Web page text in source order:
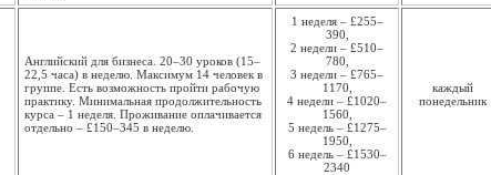
Английский для бизнеса. 20–30 уроков (15–
22,5 часа) в неделю. Максимум 14 человек в
группе. Есть возможность пройти рабочую
практику. Минимальная продолжи­тельность
курса – 1 неделя. Проживание оплачивается
отдельно – £150–345 в неделю.
1 неделя – £255–
390,
2 недели – £510–
780,
3 недели – £765–
1170,
4 недели – £1020–
1560,
5 недель – £1275–
1950,
6 недель – £1530–
2340
каждый
понедель­ник